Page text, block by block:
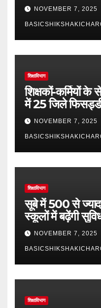
NOVEMBER 7, 2025
शिक्षाविभाग
शिक्षकों-कर्मियों के
में 25 जिले
NOVEMBER 7, 2025
शिक्षाविभाग
सूबे में 500 से
स्कूलों में बढ़ेंगी
NOVEMBER 7, 2025
शिक्षाविभाग